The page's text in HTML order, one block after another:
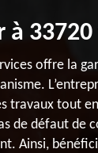
à
offre la
travaux tout
de défaut de
Ainsi,